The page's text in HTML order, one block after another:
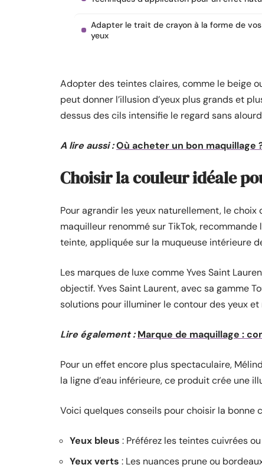
Adapter le trait de crayon à la forme de vos
yeux
Adopter des teintes claires, comme le beige
peut donner l’illusion d’yeux plus grands et
dessus des cils intensifie le regard sans
A lire aussi :Où acheter un bon maquillage
Choisir la couleur idéale
Pour agrandir les yeux naturellement, le
maquilleur renommé sur TikTok, recommande
teinte, appliquée sur la muqueuse intérieure
Les marques de luxe comme Yves Saint
objectif. Yves Saint Laurent, avec sa gamme
solutions pour illuminer le contour des yeux
Lire également : Marque de maquillage :
Pour un effet encore plus spectaculaire,
la ligne d’eau inférieure, ce produit crée une
Voici quelques conseils pour choisir la bonne
Yeux bleus : Préférez les teintes cuivrées
Yeux verts : Les nuances prune ou